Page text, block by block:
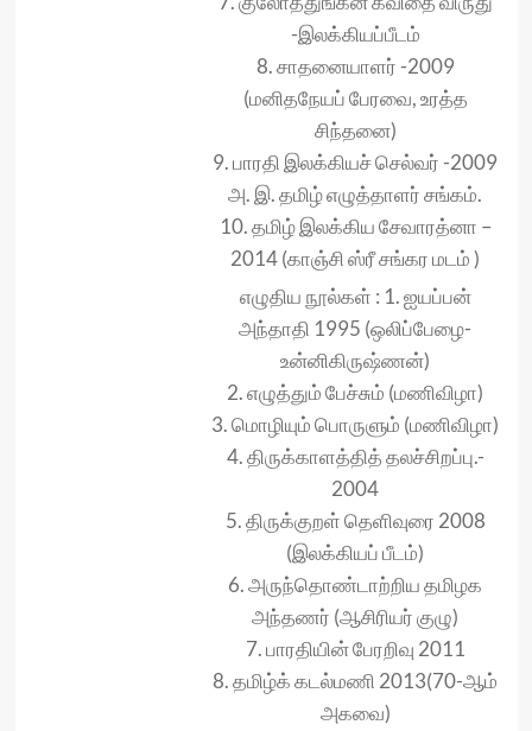
-இலக்கியப்பீடம்
8. சாதனையாளர் -2009
(மனிதநேயப் பேரவை, உரத்த
சிந்தனை)
9. பாரதி இலக்கியச் செல்வர் -2009
அ. இ. தமிழ் எழுத்தாளர் சங்கம்.
10. தமிழ் இலக்கிய சேவாரத்னா –
2014 (காஞ்சி ஸ்ரீ சங்கர மடம் )
எழுதிய நூல்கள் : 1. ஐயப்பன்
அந்தாதி 1995 (ஒலிப்பேழை-
உன்னிகிருஷ்ணன்)
2. எழுத்தும் பேச்சும் (மணிவிழா)
3. மொழியும் பொருளும் (மணிவிழா)
4. திருக்காளத்தித் தலச்சிறப்பு.-
2004
5. திருக்குறள் தெளிவுரை 2008
(இலக்கியப் பீடம்)
6. அருந்தொண்டாற்றிய தமிழக
அந்தணர் (ஆசிரியர் குழு)
7. பாரதியின் பேரறிவு 2011
8. தமிழ்க் கடல்மணி 2013(70-ஆம்
அகவை)